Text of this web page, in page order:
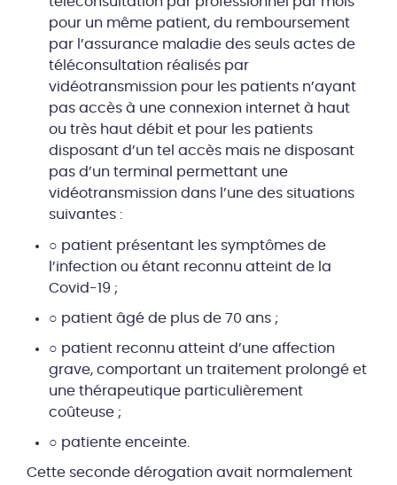
pour un même patient, du remboursement
par l’assurance maladie des seuls actes de
téléconsultation réalisés par
vidéotransmission pour les patients n’ayant
pas accès à une connexion internet à haut
ou très haut débit et pour les patients
disposant d’un tel accès mais ne disposant
pas d’un terminal permettant une
vidéotransmission dans l’une des situations
suivantes :
○ patient présentant les symptômes de
l’infection ou étant reconnu atteint de la
Covid-19 ;
○ patient âgé de plus de 70 ans ;
○ patient reconnu atteint d’une affection
grave, comportant un traitement prolongé et
une thérapeutique particulièrement
coûteuse ;
○ patiente enceinte.
Cette seconde dérogation avait normalement